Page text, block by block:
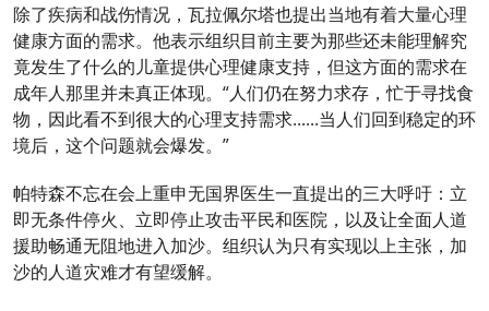
除了疾病和战伤情况，瓦拉佩尔塔也提出当地有着大量心理
健康方面的需求。他表示组织目前主要为那些还未能理解究
竟发生了什么的儿童提供心理健康支持，但这方面的需求在
成年人那里并未真正体现。“人们仍在努力求存，忙于寻找食
物，因此看不到很大的心理支持需求......当人们回到稳定的环
境后，这个问题就会爆发。”
帕特森不忘在会上重申无国界医生一直提出的三大呼吁：立
即无条件停火、立即停止攻击平民和医院，以及让全面人道
援助畅通无阻地进入加沙。组织认为只有实现以上主张，加
沙的人道灾难才有望缓解。